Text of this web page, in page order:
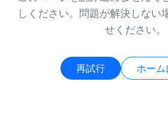
しください。問題が解決しない
せください。
再試行 ホーム